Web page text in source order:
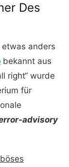
Des
etwas anders
bekannt aus
right“ wurde
für
advisory